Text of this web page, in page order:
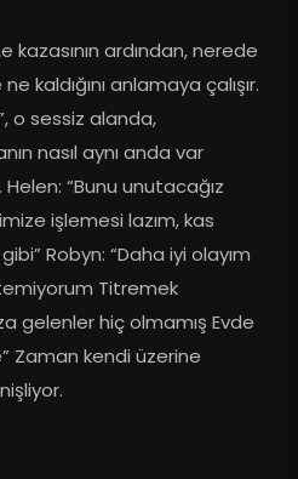
kazasının ardından, nerede
kaldığını anlamaya çalışır.
o sessiz alanda,
nasıl aynı anda var
“Bunu unutacağız
işlemesi lazım, kas
Robyn: “Daha iyi olayım
Titremek
gelenler hiç olmamış Evde
Zaman kendi üzerine